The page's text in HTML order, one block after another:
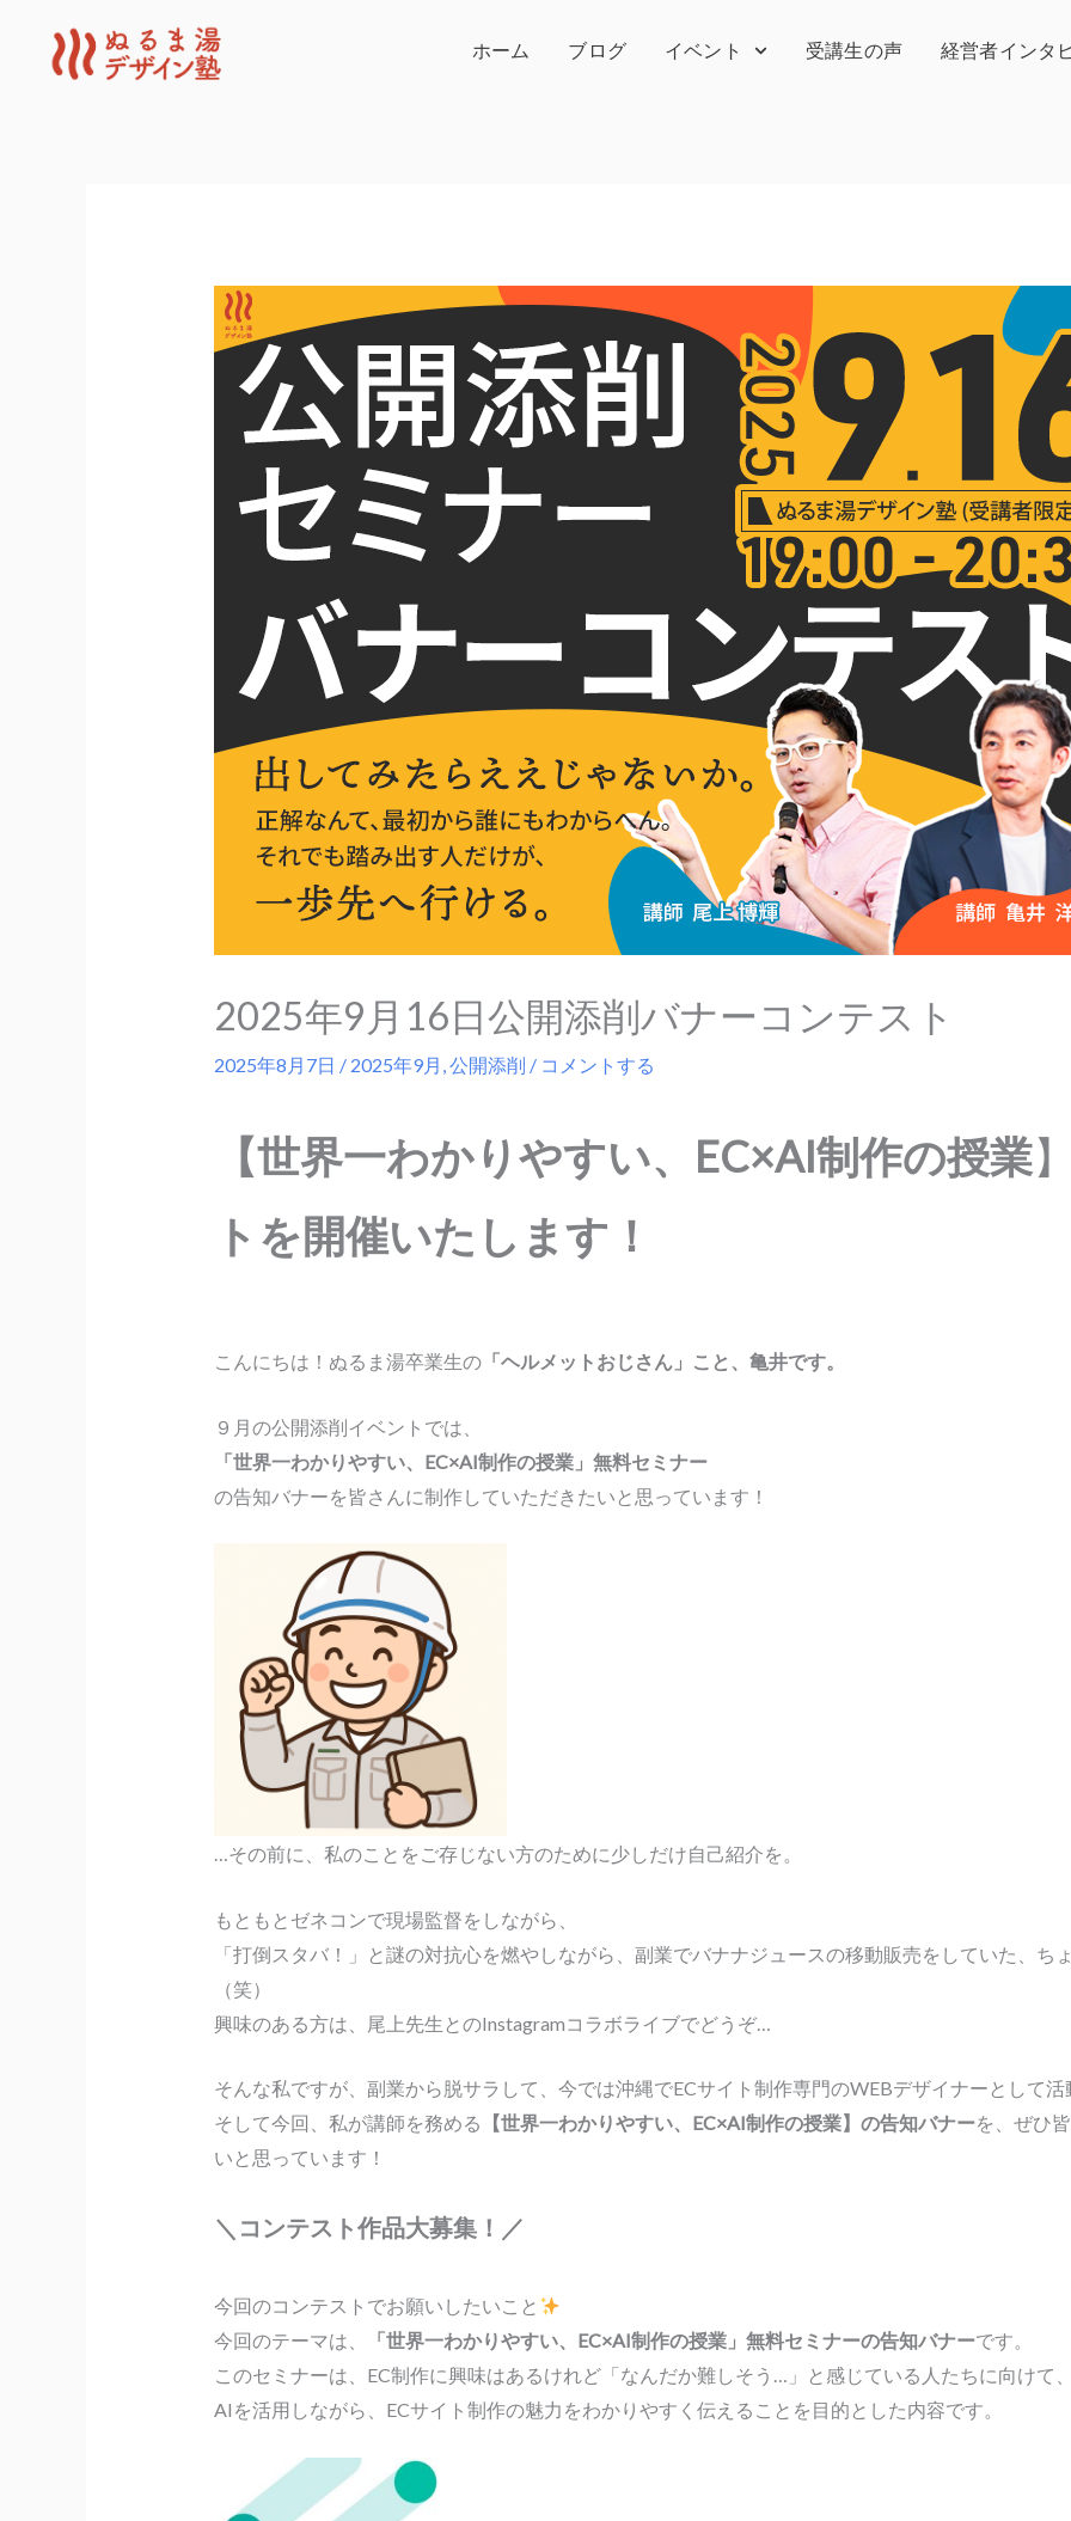
ホーム ブログ イベント 受講生の声 経営者インタ
2025年9月16日公開添削バナーコンテスト
2025年8月7日 / 2025年9月 ,公開添削 / コメントする
【世界一わかりやすい、EC×AI制作の授業
トを開催いたします！
こんにちは！ぬるま湯卒業生の「ヘルメットおじさん」こと、亀井です。
９月の公開添削イベントでは、
「世界一わかりやすい、EC×AI制作の授業」無料セミナー
の告知バナーを皆さんに制作していただきたいと思っています！
…その前に、私のことをご存じない方のために少しだけ自己紹介を。
もともとゼネコンで現場監督をしながら、
「打倒スタバ！」と謎の対抗心を燃やしながら、副業でバナナジュースの移動販売をしていた、ち
（笑）
興味のある方は、尾上先生とのInstagramコラボライブでどうぞ…
そんな私ですが、副業から脱サラして、今では沖縄でECサイト制作専門のWEBデザイナーとして
そして今回、私が講師を務める 【世界一わかりやすい、EC×AI制作の授業】の告知バナーを、ぜひ
いと思っています！
＼コンテスト作品大募集！／
今回のコンテストでお願いしたいこと
今回のテーマは、
「世界一わかりやすい、EC×AI制作の授業」無料セミナーの告知バナーです。
このセミナーは、EC制作に興味はあるけれど「なんだか難しそう…」と感じている人たちに向けて
AIを活用しながら、ECサイト制作の魅力をわかりやすく伝えることを目的とした内容です。